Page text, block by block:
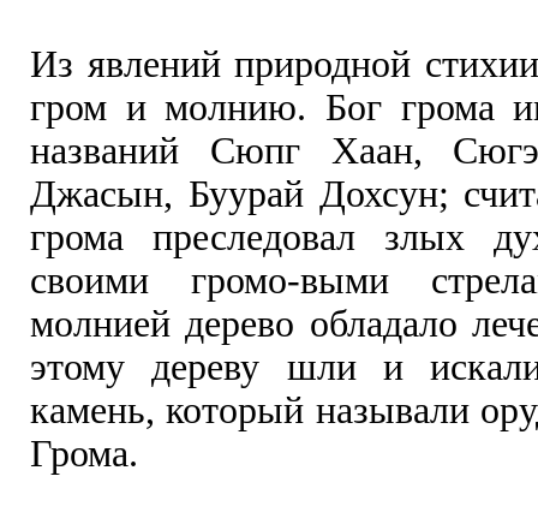
Из явлений природной
гром и молнию. Бог грома
названий Сюпг Хаан,
Джасын, Буурай Дохсун;
грома преследовал злых
своими громо-выми
молнией дерево обладало
этому дереву шли и
камень, который называли
Грома.